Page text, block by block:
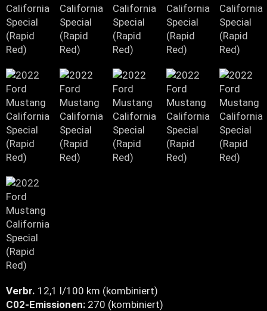
Verbr. 12,1 l/100 km (kombiniert)
C02-Emissionen: 270 (kombiniert)